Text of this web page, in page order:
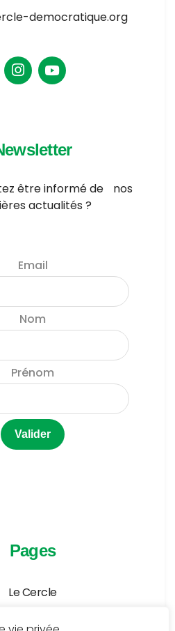
democratique.org
être informé de nos
actualités ?
Email
Nom
Prénom
Pages
Le Cercle